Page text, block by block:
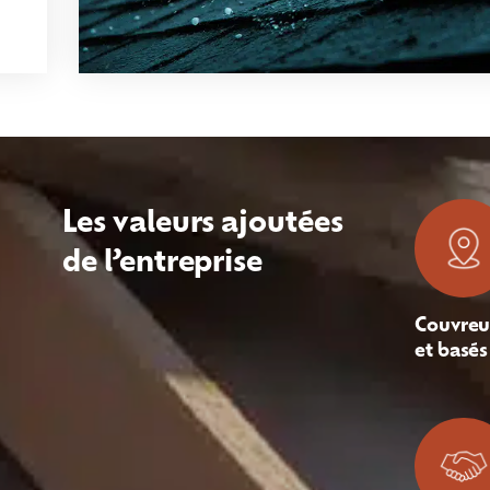
Les valeurs ajoutées
de l’entreprise
et